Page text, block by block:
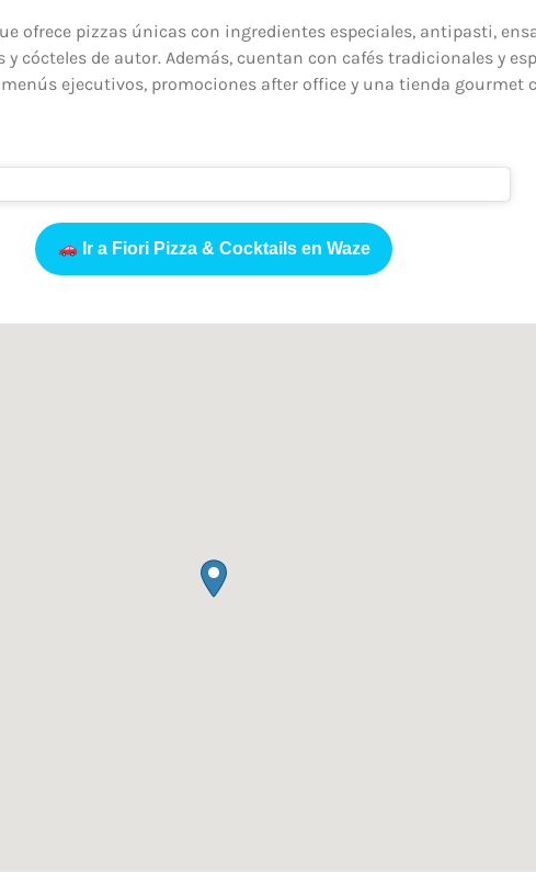
ofrece pizzas únicas con ingredientes especiales, antipasti,
cócteles de autor. Además, cuentan con cafés tradicionales y
ejecutivos, promociones after office y una tienda gourmet
Ir a Fiori Pizza & Cocktails en Waze